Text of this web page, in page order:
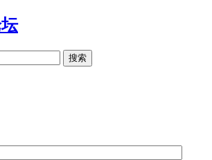
搜索